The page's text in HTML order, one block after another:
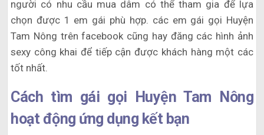
người có nhu cầu mua dâm có thể tham gia để lựa
chọn được 1 em gái phù hợp. các em gái gọi Huyện
Tam Nông trên facebook cũng hay đăng các hình ảnh
sexy công khai để tiếp cận được khách hàng một các
tốt nhất.
Cách tìm gái gọi Huyện Tam Nông
hoạt động ứng dụng kết bạn